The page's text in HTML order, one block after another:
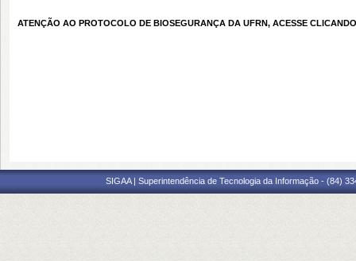
ATENÇÃO AO PROTOCOLO DE BIOSEGURANÇA DA UFRN, ACESSE
SIGAA | Superintendência de Tecnologia da Informação - (84)